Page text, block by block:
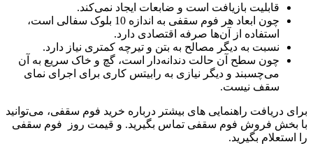
قابلیت بازیافت است و ضابعات ایجاد نمی‌کند.
چون ابعاد هر فوم سقفی به اندازه 10 بلوک سفالی است،
استفاده از آن‌ها صرفه اقتصادی دارد.
نسبت به دیگر مصالح به بتن و تیرچه کمتری نیاز دارد.
چون سطح آن حالت دندانه‌دار است، گچ و خاک سریع به آن
می‌چسبند و دیگر نیازی به رابیتس کاری برای اجرای نمای
سقف نیست.
برای دریافت راهنمایی های بیشتر درباره خرید فوم سقفی، می‌توانید
با بخش فروش فوم سقفی تماس بگیرید. و قیمت روز فوم سقفی
را استعلام بگیرید.